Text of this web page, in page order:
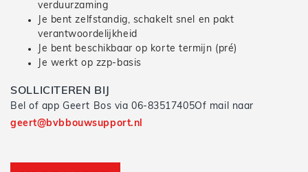
verduurzaming
Je bent zelfstandig, schakelt snel en pakt
verantwoordelijkheid
Je bent beschikbaar op korte termijn (pré)
Je werkt op zzp-basis
SOLLICITEREN BIJ
Bel of app Geert Bos via 06-83517405Of mail naar
geert@bvbbouwsupport.nl